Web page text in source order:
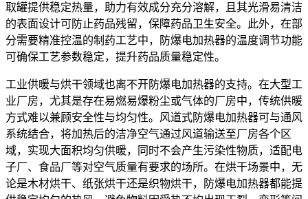
取罐提供稳定热量，助力有效成分充分溶解，且其光滑易清洁
的表面设计可防止药品残留，保障药品卫生安全。此外，在部
分需要精准控温的制药工艺中，防爆电加热器的温度调节功能
可确保工艺参数稳定，提升药品质量稳定性。
工业供暖与烘干领域也离不开防爆电加热器的支持。在大型工
业厂房，尤其是存在易燃易爆粉尘或气体的厂房中，传统供暖
方式难以兼顾安全性与均匀性。风道式防爆电加热器可与通风
系统结合，将加热后的洁净空气通过风道输送至厂房各个区
域，实现大面积均匀供暖，同时不会产生污染性物质，适配电
子厂、食品厂等对空气质量有要求的场所。在烘干场景中，无
论是木材烘干、纸张烘干还是织物烘干，防爆电加热器都能提